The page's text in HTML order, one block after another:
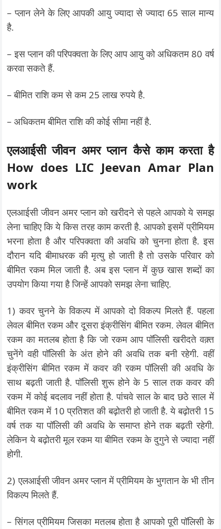
– प्लान लेने के लिए आपकी आयु ज्यादा से ज्यादा 65 साल मान्य
है.
– इस प्लान की परिपक्वता के लिए आप आयु को अधिकतम 80 वर्ष
करवा सकते हैं.
– बीमित राशि कम से कम 25 लाख रुपये है.
– अधिकतम बीमित राशि की कोई सीमा नहीं है.
एलआईसी जीवन अमर प्लान कैसे काम करता है
How does LIC Jeevan Amar Plan
work
एलआईसी जीवन अमर प्लान को खरीदने से पहले आपको ये समझ
लेना चाहिए कि ये किस तरह काम करती है. आपको इसमें प्रीमियम
भरना होता है और परिपक्वता की अवधि को चुनना होता है. इस
दौरान यदि बीमाधरक की मृत्यु हो जाती है तो उसके परिवार को
बीमित रकम मिल जाती है. अब इस प्लान में कुछ खास शब्दों का
उपयोग किया गया है जिन्हें आपको समझ लेना चाहिए.
1) कवर चुनने के विकल्प में आपको दो विकल्प मिलते हैं. पहला
लेवल बीमित रकम और दूसरा इंक्रीसिंग बीमित रकम. लेवल बीमित
रकम का मतलब होता है कि जो रकम आप पॉलिसी खरीदते वक़्त
चुनेंगे वही पॉलिसी के अंत होने की अवधि तक बनी रहेगी. वहीं
इंक्रीसिंग बीमित रकम में कवर की रकम पॉलिसी की अवधि के
साथ बढ़ती जाती है. पॉलिसी शुरू होने के 5 साल तक कवर की
रकम में कोई बदलाव नहीं होता है. पांचवे साल के बाद छठे साल में
बीमित रकम में 10 प्रतिशत की बढ़ोतरी हो जाती है. ये बढ़ोतरी 15
वर्ष तक या पॉलिसी की अवधि के समाप्त होने तक बढ़ती रहेगी.
लेकिन ये बढ़ोतरी मूल रकम या बीमित रकम के दुगुने से ज्यादा नहीं
होगी.
2) एलआईसी जीवन अमर प्लान में प्रीमियम के भुगतान के भी तीन
विकल्प मिलते हैं.
– सिंगल प्रीमियम जिसका मतलब होता है आपको पूरी पॉलिसी के